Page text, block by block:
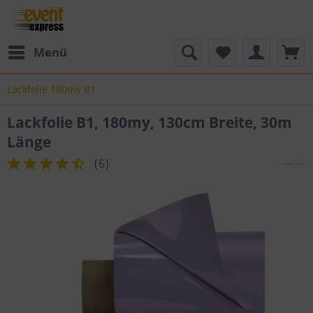
Menü
Lackfolie 180my B1
Lackfolie B1, 180my, 130cm Breite, 30m
Länge
(6)